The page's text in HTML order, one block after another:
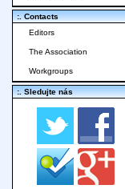
:. Contacts
Editors
The Association
Workgroups
:. Sledujte nás